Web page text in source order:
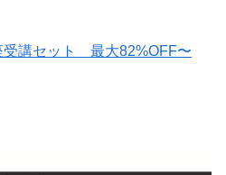
受講セット 最大82%OFF〜